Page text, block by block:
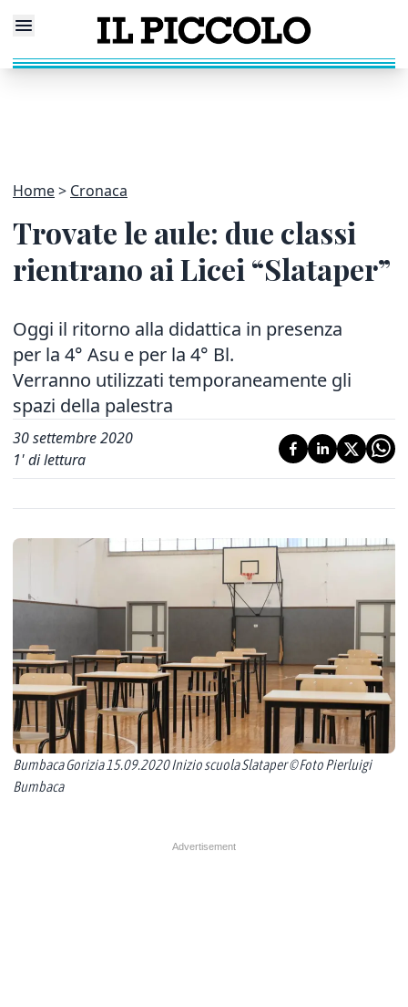
Home Cronaca
Trovate le aule: due classi
rientrano ai Licei “Slataper”
Oggi il ritorno alla didattica in presenza
per la 4° Asu e per la 4° Bl.
Verranno utilizzati temporaneamente gli
spazi della palestra
30 settembre 2020
1' di lettura
Bumbaca Gorizia 15.09.2020 Inizio scuola Slataper © Foto Pierluigi
Bumbaca